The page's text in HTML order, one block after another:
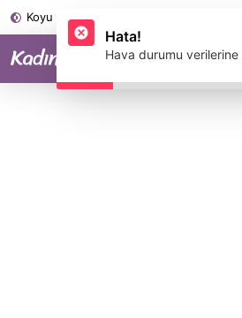
Koyu Mod
Hata!
Hava durumu verilerine